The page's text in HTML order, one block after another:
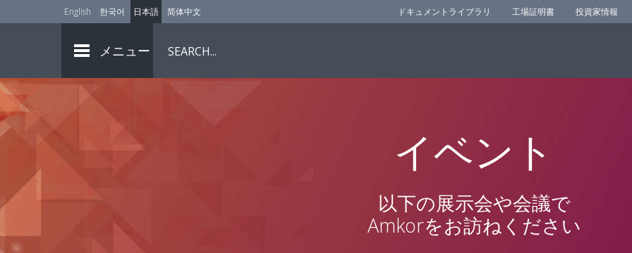
English 한국어 日本語 简体中文 ドキュメントライブラリ 工場証明書 投資家情報
メニュー
イベント
以下の展示会や会議で
Amkorをお訪ねください